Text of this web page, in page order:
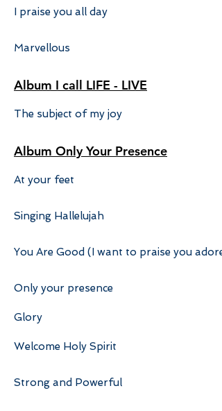
I praise you all day
Marvellous
Album I call LIFE - LIVE
The subject of my joy
Album Only Your Presence
At your feet
Singing Hallelujah
You Are Good (I want to praise you adore
Only your presence
Glory
Welcome Holy Spirit
Strong and Powerful